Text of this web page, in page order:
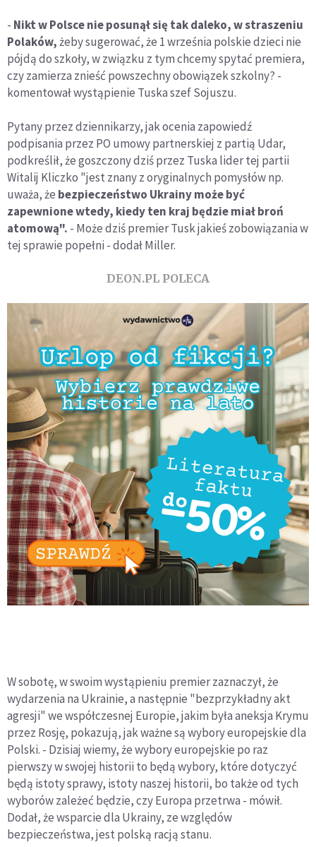
- Nikt w Polsce nie posunął się tak daleko, w straszeniu
Polaków,żeby sugerować, że 1 września polskie dzieci nie
pójdą do szkoły, w związku z tym chcemy spytać premiera,
czy zamierza znieść powszechny obowiązek szkolny? -
komentował wystąpienie Tuska szef Sojuszu.
Pytany przez dziennikarzy, jak ocenia zapowiedź
podpisania przez PO umowy partnerskiej z partią Udar,
podkreślił, że goszczony dziś przez Tuska lider tej partii
Witalij Kliczko "jest znany z oryginalnych pomysłów np.
uważa, że bezpieczeństwo Ukrainy może być
zapewnione wtedy, kiedy ten kraj będzie miał broń
atomową". - Może dziś premier Tusk jakieś zobowiązania w
tej sprawie popełni - dodał Miller.
DEON.PL POLECA
W sobotę, w swoim wystąpieniu premier zaznaczył, że
wydarzenia na Ukrainie, a następnie "bezprzykładny akt
agresji" we współczesnej Europie, jakim była aneksja Krymu
przez Rosję, pokazują, jak ważne są wybory europejskie dla
Polski. - Dzisiaj wiemy, że wybory europejskie po raz
pierwszy w swojej historii to będą wybory, które dotyczyć
będą istoty sprawy, istoty naszej historii, bo także od tych
wyborów zależeć będzie, czy Europa przetrwa - mówił.
Dodał, że wsparcie dla Ukrainy, ze względów
bezpieczeństwa, jest polską racją stanu.